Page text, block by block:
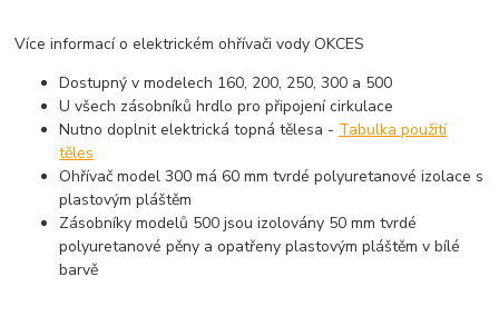
Více informací o elektrickém ohřívači vodyOKCES
Dostupný v modelech 160, 200, 250, 300 a 500
U všech zásobníků hrdlo pro připojení cirkulace
Nutno doplnit elektrická topná tělesa - Tabulka použití
těles
Ohřívač model 300 má 60 mm tvrdé polyuretanové izolace s
plastovým pláštěm
Zásobníky modelů 500 jsou izolovány 50 mm tvrdé
polyuretanové pěny a opatřeny plastovým pláštěm v bílé
barvě